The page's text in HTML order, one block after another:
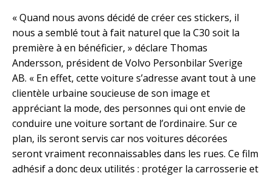
« Quand nous avons décidé de créer ces stickers, il
nous a semblé tout à fait naturel que la C30 soit la
première à en bénéficier, » déclare Thomas
Andersson, président de Volvo Personbilar Sverige
AB. « En effet, cette voiture s’adresse avant tout à une
clientèle urbaine soucieuse de son image et
appréciant la mode, des personnes qui ont envie de
conduire une voiture sortant de l’ordinaire. Sur ce
plan, ils seront servis car nos voitures décorées
seront vraiment reconnaissables dans les rues. Ce film
adhésif a donc deux utilités : protéger la carrosserie et